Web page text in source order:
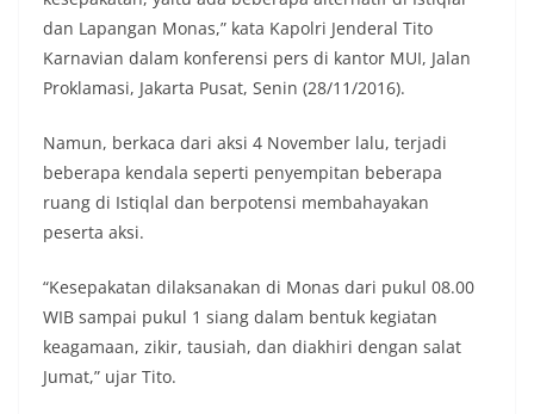
dan Lapangan Monas,” kata Kapolri Jenderal Tito
Karnavian dalam konferensi pers di kantor MUI, Jalan
Proklamasi, Jakarta Pusat, Senin (28/11/2016).
Namun, berkaca dari aksi 4 November lalu, terjadi
beberapa kendala seperti penyempitan beberapa
ruang di Istiqlal dan berpotensi membahayakan
peserta aksi.
“Kesepakatan dilaksanakan di Monas dari pukul 08.00
WIB sampai pukul 1 siang dalam bentuk kegiatan
keagamaan, zikir, tausiah, dan diakhiri dengan salat
Jumat,” ujar Tito.